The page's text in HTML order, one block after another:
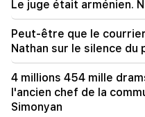
19:50
La Russie a abattu le
juge dans l'affaire
19:38
Le juge était
19:17 Important
Le juge était arménien.
Peut-être que le
Nathan sur le silence
4 millions 454 mille
l'ancien chef de la
Simonyan